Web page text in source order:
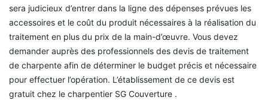
sera judicieux d’entrer dans la ligne des dépenses prévues les
accessoires et le coût du produit nécessaires à la réalisation du
traitement en plus du prix de la main-d’œuvre. Vous devez
demander auprès des professionnels des devis de traitement
de charpente afin de déterminer le budget précis et nécessaire
pour effectuer l’opération. L’établissement de ce devis est
gratuit chez le charpentier SG Couverture .